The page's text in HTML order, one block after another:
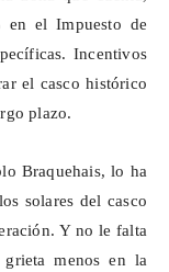
en el Impuesto de
Incentivos
el casco histórico
plazo.
Braquehais, lo ha
solares del casco
Y no le falta
menos en la